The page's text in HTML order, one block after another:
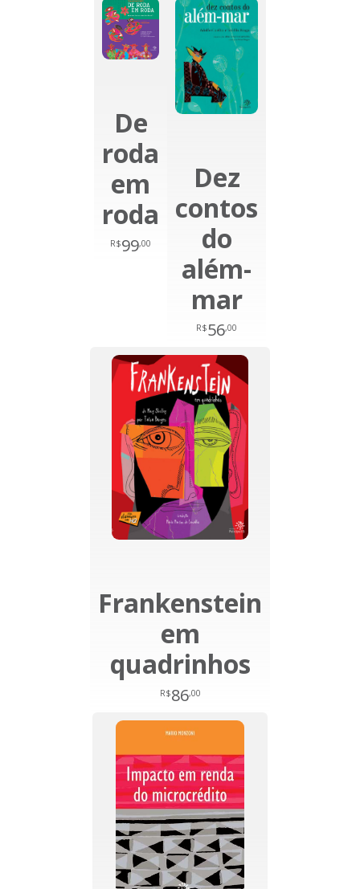
De
roda
em
roda
R$99,00
Dez
contos
do
além-
mar
R$56,00
Frankenstein
em
quadrinhos
R$86,00